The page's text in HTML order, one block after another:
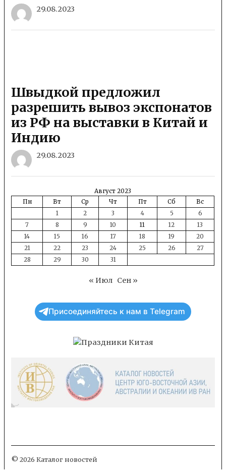
29.08.2023
Швыдкой предложил
разрешить вывоз экспонатов
из РФ на выставки в Китай и
Индию
29.08.2023
Август 2023
Пн
Вт Ср Чт Пт Сб
Вс
1
2 3 4 5
6
7
8 9 10 11 12
13
14
15 16 17 18 19
20
21
22 23 24 25 26
27
28
29 30 31
« Июл Сен »
Присоединяйтесь к нам в Telegram
© 2026 Каталог новостей